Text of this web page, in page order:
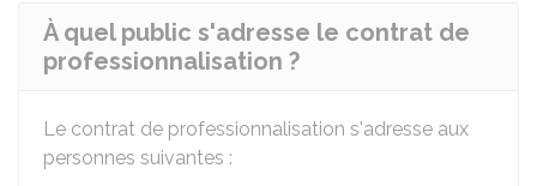
À quel public s'adresse le contrat de
professionnalisation ?
Le contrat de professionnalisation s'adresse aux
personnes suivantes :